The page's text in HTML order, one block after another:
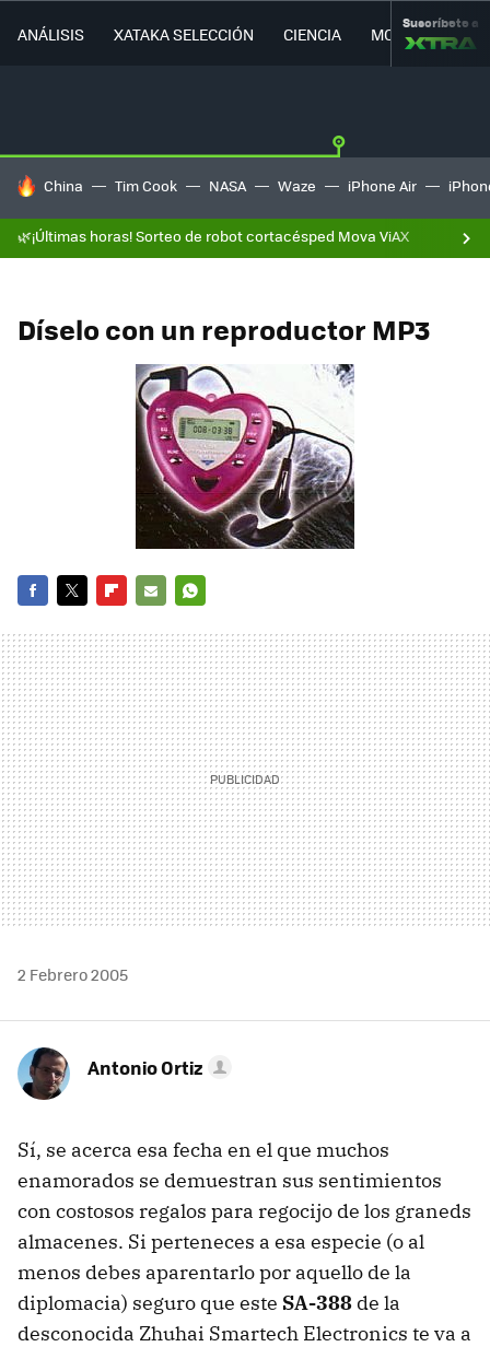
ANÁLISIS XATAKA SELECCIÓN CIENCIA MOVILIDAD
Suscríbete a
HOY SE HABLA DE
China Tim Cook NASA Waze iPhone Air
🌿¡Últimas horas! Sorteo de robot cortacésped Mova ViAX
Díselo con un reproductor MP3
MAIL
2 Febrero 2005
Antonio Ortiz
Sí, se acerca esa fecha en el que muchos
enamorados se demuestran sus sentimientos
con costosos regalos para regocijo de los graneds
almacenes. Si perteneces a esa especie (o al
menos debes aparentarlo por aquello de la
diplomacia) seguro que este SA-388 de la
desconocida Zhuhai Smartech Electronics te va a